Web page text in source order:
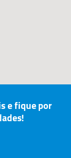
e fique por